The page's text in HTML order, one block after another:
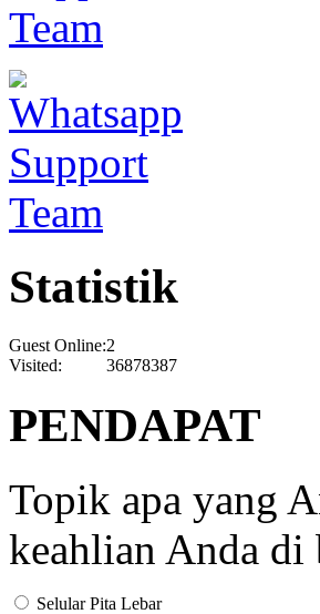
Statistik
Guest Online:2
Visited:
36878387
PENDAPAT
Topik apa yang
keahlian Anda di
Selular Pita Lebar